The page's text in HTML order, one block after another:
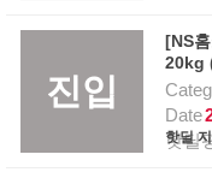
진입
[NS
20kg
Date
핫딜
핫딜